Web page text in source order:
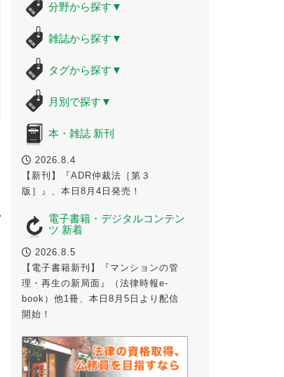
分野から探す ▼
雑誌から探す ▼
タグから探す ▼
月別で探す ▼
本・雑誌 新刊
2026.8.4
【新刊】『ADR仲裁法［第３
版］』、本日8月4日発売！
電子書籍・デジタルコンテン
ツ 新着
2026.8.5
【電子書籍新刊】『マンションの管
理・再生の新局面』（法律時報e-
book）他1冊、本日8月5日より配信
開始！